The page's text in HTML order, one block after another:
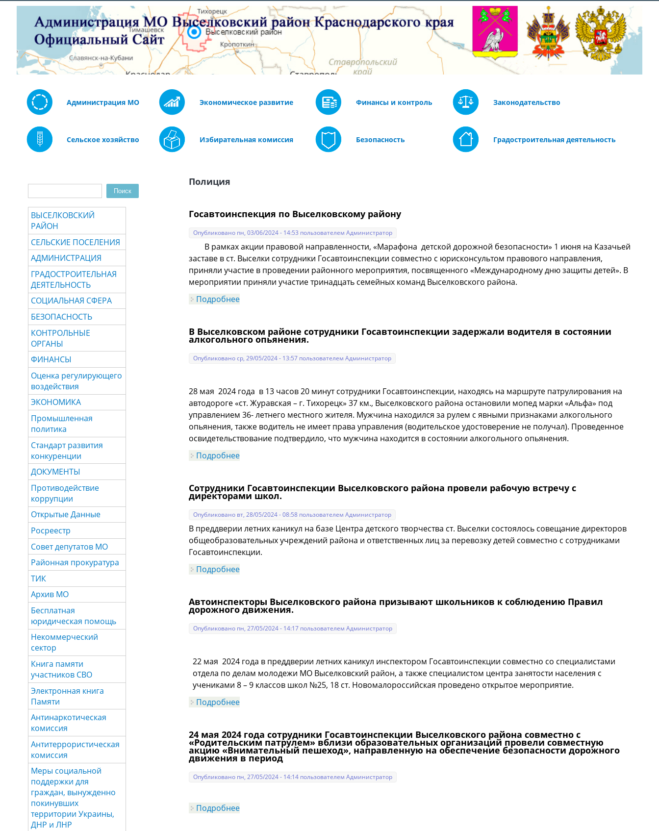
Администрация МО Экономическое развитие Финансы и контроль Законодательство
Сельское хозяйство Избирательная комиссия Безопасность Градостроительная деятельность
Полиция
Госавтоинспекция по Выселковскому району
Опубликовано пн, 03/06/2024 - 14:53 пользователемАдминистратор
В рамках акции правовой направленности, «Марафона детской дорожной безопасности» 1 июня на Казачьей
заставе в ст. Выселки сотрудники Госавтоинспекции совместно с юрисконсультом правового направления,
приняли участие в проведении районного мероприятия, посвященного «Международному дню защиты детей». В
мероприятии приняли участие тринадцать семейных команд Выселковского района.
Подробнее
В Выселковском районе сотрудники Госавтоинспекции задержали водителя в состоянии
алкогольного опьянения.
Опубликовано ср, 29/05/2024 - 13:57 пользователемАдминистратор
28 мая 2024 года в 13 часов 20 минут сотрудники Госавтоинспекции, находясь на маршруте патрулирования на
автодороге «ст. Журавская – г. Тихорецк» 37 км., Выселковского района остановили мопед марки «Альфа» под
управлением 36- летнего местного жителя. Мужчина находился за рулем с явными признаками алкогольного
опьянения, также водитель не имеет права управления (водительское удостоверение не получал). Проведенное
освидетельствование подтвердило, что мужчина находится в состоянии алкогольного опьянения.
Подробнее
Сотрудники Госавтоинспекции Выселковского района провели рабочую встречу с
директорами школ.
Опубликовано вт, 28/05/2024 - 08:58 пользователемАдминистратор
В преддверии летних каникул на базе Центра детского творчества ст. Выселки состоялось совещание директоров
общеобразовательных учреждений района и ответственных лиц за перевозку детей совместно с сотрудниками
Госавтоинспекции.
Подробнее
Автоинспекторы Выселковского района призывают школьников к соблюдению Правил
дорожного движения.
Опубликовано пн, 27/05/2024 - 14:17 пользователемАдминистратор
22 мая 2024 года в преддверии летних каникул инспектором Госавтоинспекции совместно со специалистами
отдела по делам молодежи МО Выселковский район, а также специалистом центра занятости населения с
учениками 8 – 9 классов школ №25, 18 ст. Новомалороссийская проведено открытое мероприятие.
Подробнее
24 мая 2024 года сотрудники Госавтоинспекции Выселковского района совместно с
«Родительским патрулем» вблизи образовательных организаций провели совместную
акцию «Внимательный пешеход», направленную на обеспечение безопасности дорожного
движения в период
Опубликовано пн, 27/05/2024 - 14:14 пользователемАдминистратор
Подробнее
Поиск
ВЫСЕЛКОВСКИЙ
РАЙОН
СЕЛЬСКИЕ ПОСЕЛЕНИЯ
АДМИНИСТРАЦИЯ
ГРАДОСТРОИТЕЛЬНАЯ
ДЕЯТЕЛЬНОСТЬ
СОЦИАЛЬНАЯ СФЕРА
БЕЗОПАСНОСТЬ
КОНТРОЛЬНЫЕ
ОРГАНЫ
ФИНАНСЫ
Оценка регулирующего
воздействия
ЭКОНОМИКА
Промышленная
политика
Стандарт развития
конкуренции
ДОКУМЕНТЫ
Противодействие
коррупции
Открытые Данные
Росреестр
Совет депутатов МО
Районная прокуратура
ТИК
Архив МО
Бесплатная
юридическая помощь
Некоммерческий
сектор
Книга памяти
участников СВО
Электронная книга
Памяти
Антинаркотическая
комиссия
Антитеррористическая
комиссия
Меры социальной
поддержки для
граждан, вынужденно
покинувших
территории Украины,
ДНР и ЛНР